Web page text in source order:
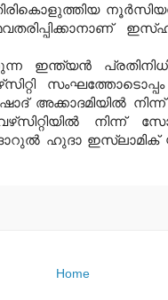
ഇന്ത്യന്‍
സംഘത്തോടൊപ്പം
അക്കാദമിയില്‍
നിന്ന്‌
ഹുദാ ഇസ്ലാമിക്‌
Home